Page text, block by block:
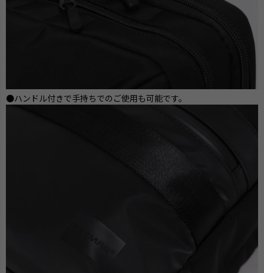
●ハンドル付きで手持ちでのご使用も可能です。